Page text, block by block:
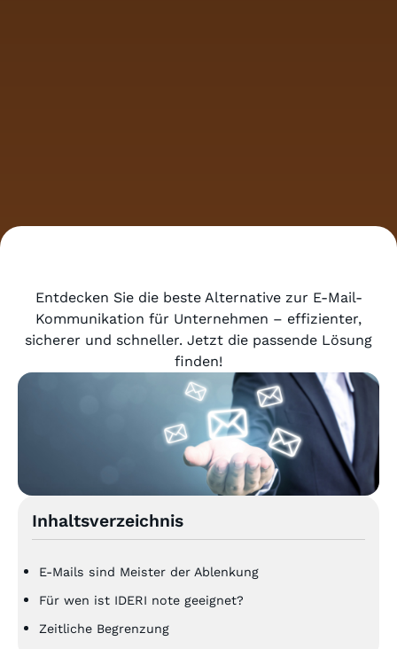
Entdecken Sie die beste Alternative zur E-Mail-
Kommunikation für Unternehmen – effizienter,
sicherer und schneller. Jetzt die passende Lösung
finden!
Inhaltsverzeichnis
E-Mails sind Meister der Ablenkung
Für wen ist IDERI note geeignet?
Zeitliche Begrenzung